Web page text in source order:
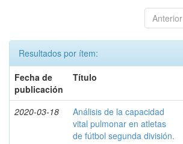
Anterior
Resultados por ítem:
Fecha de
publicación
Título
2020-03-18
Análisis de la capacidad
vital pulmonar en atletas
de fútbol segunda división.